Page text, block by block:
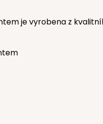
je vyrobena z